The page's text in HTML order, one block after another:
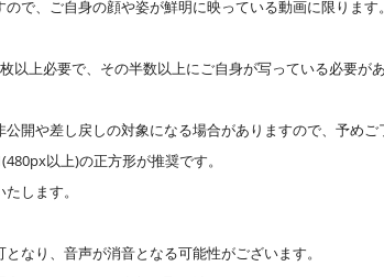
で、ご自身の顔や姿が鮮明に映っている動画に限ります
以上必要で、その半数以上にご自身が写っている必要が
開や差し戻しの対象になる場合がありますので、予めご
以上)の正方形が推奨です。
します。
なり、音声が消音となる可能性がございます。